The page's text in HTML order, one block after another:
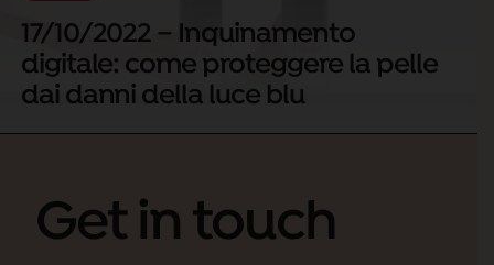
17/10/2022 – Inquinamento
digitale: come proteggere la pelle
dai danni della luce blu
Get in touch